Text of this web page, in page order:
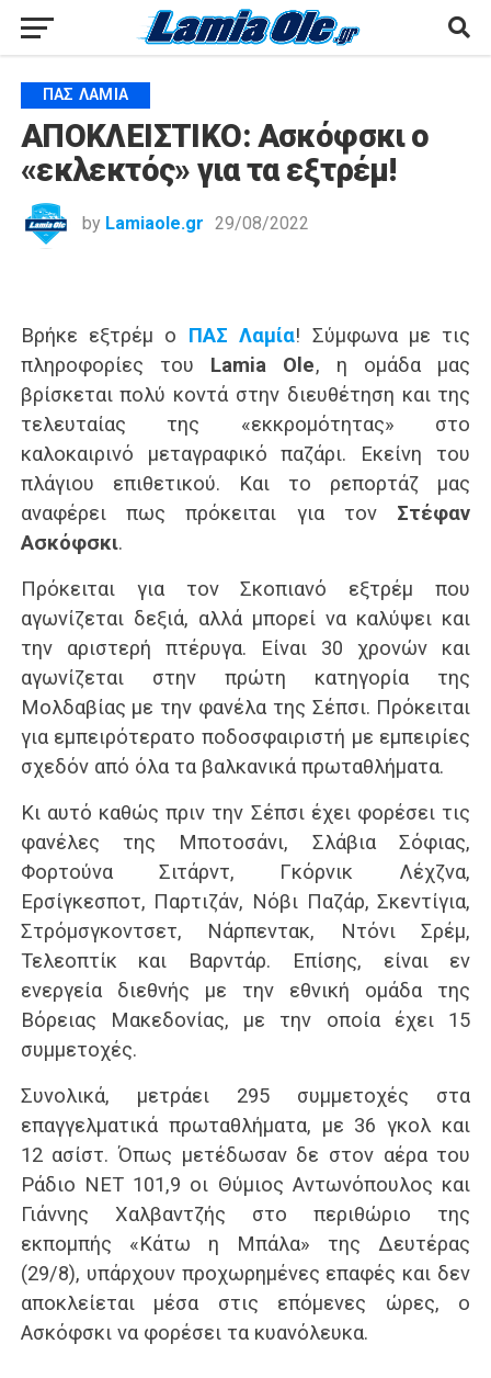
ΠΑΣ ΛΑΜΊΑ
ΑΠΟΚΛΕΙΣΤΙΚΟ: Ασκόφσκι ο
«εκλεκτός» για τα εξτρέμ!
by Lamiaole.gr 29/08/2022
Βρήκε εξτρέμ ο ΠΑΣ Λαμία! Σύμφωνα με τις
πληροφορίες του Lamia Ole, η ομάδα μας
βρίσκεται πολύ κοντά στην διευθέτηση και της
τελευταίας της «εκκρομότητας» στο
καλοκαιρινό μεταγραφικό παζάρι. Εκείνη του
πλάγιου επιθετικού. Και το ρεπορτάζ μας
αναφέρει πως πρόκειται για τον Στέφαν
Ασκόφσκι.
Πρόκειται για τον Σκοπιανό εξτρέμ που
αγωνίζεται δεξιά, αλλά μπορεί να καλύψει και
την αριστερή πτέρυγα. Είναι 30 χρονών και
αγωνίζεται στην πρώτη κατηγορία της
Μολδαβίας με την φανέλα της Σέπσι. Πρόκειται
για εμπειρότερατο ποδοσφαιριστή με εμπειρίες
σχεδόν από όλα τα βαλκανικά πρωταθλήματα.
Κι αυτό καθώς πριν την Σέπσι έχει φορέσει τις
φανέλες της Μποτοσάνι, Σλάβια Σόφιας,
Φορτούνα Σιτάρντ, Γκόρνικ Λέχζνα,
Ερσίγκεσποτ, Παρτιζάν, Νόβι Παζάρ, Σκεντίγια,
Στρόμσγκοντσετ, Νάρπεντακ, Ντόνι Σρέμ,
Τελεοπτίκ και Βαρντάρ. Επίσης, είναι εν
ενεργεία διεθνής με την εθνική ομάδα της
Βόρειας Μακεδονίας, με την οποία έχει 15
συμμετοχές.
Συνολικά, μετράει 295 συμμετοχές στα
επαγγελματικά πρωταθλήματα, με 36 γκολ και
12 ασίστ. Όπως μετέδωσαν δε στον αέρα του
Ράδιο ΝΕΤ 101,9 οι Θύμιος Αντωνόπουλος και
Γιάννης Χαλβαντζής στο περιθώριο της
εκπομπής «Κάτω η Μπάλα» της Δευτέρας
(29/8), υπάρχουν προχωρημένες επαφές και δεν
αποκλείεται μέσα στις επόμενες ώρες, ο
Ασκόφσκι να φορέσει τα κυανόλευκα.